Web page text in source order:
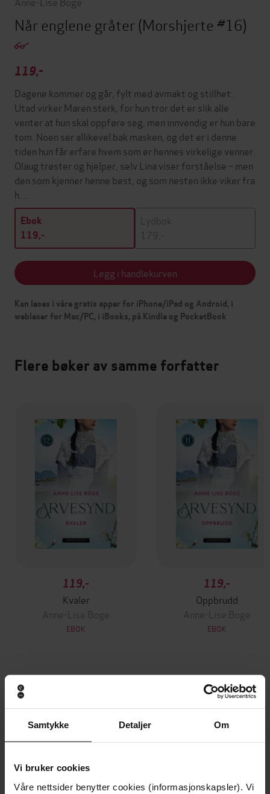
Samtykke Detaljer Om
Vi bruker cookies
Våre nettsider benytter cookies (informasjonskapsler). Vi
Når englene gråter(Morshjerte #16)
119,-
Dagene kommer og går, fylt med avmakt og stillhet.
Utad virker Maren sterk, for hun tror det er slik alle
venter at hun skal oppføre seg, men innvendig er hun bare
tom. Noen ser allikevel bak masken, og det er i denne
tiden hun får erfare hvem som er hennes virkelige venner.
Olaug trøster og hjelper, selv Lina viser forståelse – men
den som kjenner henne best, og som nesten ikke viker fra
h…
Ebok
119,-
Lydbok
179,-
Legg i handlekurven
Kan leses i våre gratis apper for iPhone/iPad og Android, i
webleser for Mac/PC, i iBooks, på Kindle og PocketBook
Flere bøker av samme forfatter
119,-
Kvaler
Anne-Lise Boge
EBOK
119,-
Oppbrudd
Anne-Lise Boge
EBOK
Andre har også kjøpt